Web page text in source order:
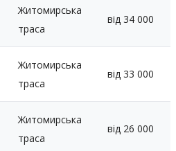
Житомирська
траса
від 34 000
Житомирська
траса
від 33 000
Житомирська
траса
від 26 000